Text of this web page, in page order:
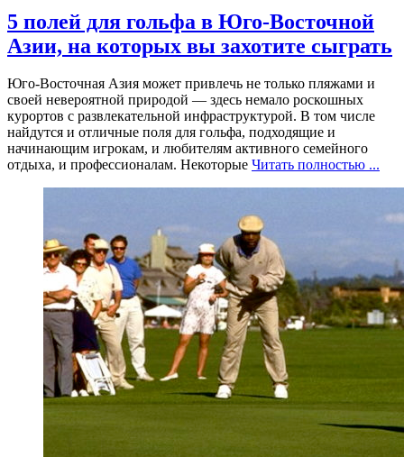
5 полей для гольфа в Юго-Восточной
Азии, на которых вы захотите сыграть
Юго-Восточная Азия может привлечь не только пляжами и
своей невероятной природой — здесь немало роскошных
курортов с развлекательной инфраструктурой. В том числе
найдутся и отличные поля для гольфа, подходящие и
начинающим игрокам, и любителям активного семейного
отдыха, и профессионалам. Некоторые Читать полностью ...